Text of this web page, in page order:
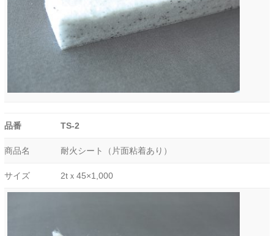
品番 TS-2
商品名 耐火シート（片面粘着あり）
サイズ 2tｘ45×1,000